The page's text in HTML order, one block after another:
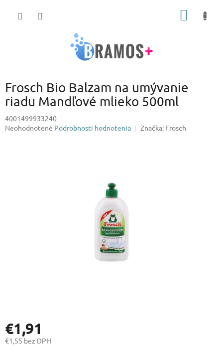
Frosch Bio Balzam na umývanie
riadu Mandľové mlieko 500ml
4001499933240
Priemerné
Neohodnotené Podrobnosti hodnotenia Značka: Frosch
€1,91
€1,55 bez DPH